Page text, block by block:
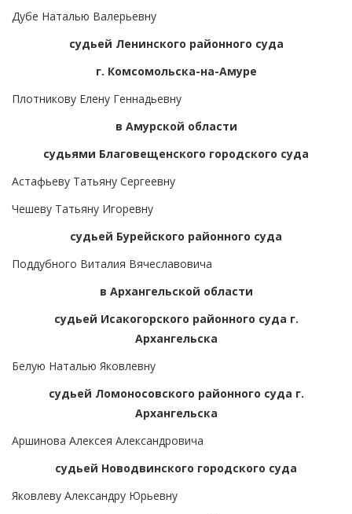
Дубе Наталью Валерьевну
судьей Ленинского районного суда
г. Комсомольска-на-Амуре
Плотникову Елену Геннадьевну
в Амурской области
судьями Благовещенского городского суда
Астафьеву Татьяну Сергеевну
Чешеву Татьяну Игоревну
судьей Бурейского районного суда
Поддубного Виталия Вячеславовича
в Архангельской области
судьей Исакогорского районного суда г.
Архангельска
Белую Наталью Яковлевну
судьей Ломоносовского районного суда г.
Архангельска
Аршинова Алексея Александровича
судьей Новодвинского городского суда
Яковлеву Александру Юрьевну